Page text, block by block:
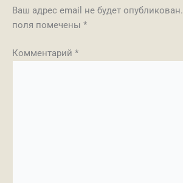
Ваш адрес email не будет опубликован.
поля помечены *
Комментарий *